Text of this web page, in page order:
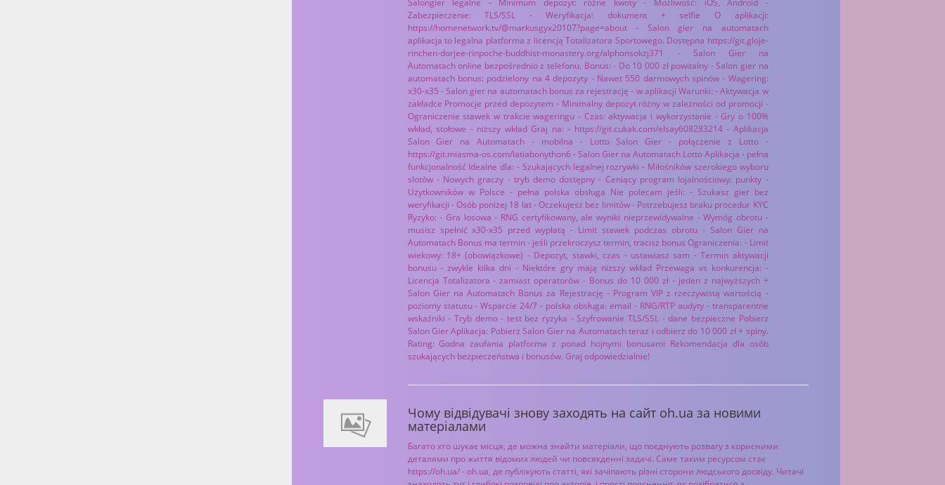
Salongier legalne - Minimum depozyt: różne kwoty - Możliwość: iOS, Android -
Zabezpieczenie: TLS/SSL - Weryfikacja: dokument + selfie O aplikacji:
https://homenetwork.tv/@markusgyx20107?page=about - Salon gier na automatach
aplikacja to legalna platforma z licencją Totalizatora Sportowego. Dostępna https://git.gloje-
rinchen-dorjee-rinpoche-buddhist-monastery.org/alphonsokzj371 - Salon Gier na
Automatach online bezpośrednio z telefonu. Bonus: - Do 10 000 zł powitalny - Salon gier na
automatach bonus: podzielony na 4 depozyty - Nawet 550 darmowych spinów - Wagering:
x30-x35 - Salon gier na automatach bonus za rejestrację - w aplikacji Warunki: - Aktywacja w
zakładce Promocje przed depozytem - Minimalny depozyt różny w zależności od promocji -
Ograniczenie stawek w trakcie wageringu - Czas: aktywacja i wykorzystanie - Gry o 100%
wkład, stołowe - niższy wkład Graj na: - https://git.cukak.com/elsay608283214 - Aplikacja
Salon Gier na Automatach - mobilna - Lotto Salon Gier - połączenie z Lotto -
https://git.miasma-os.com/latiabonython6 - Salon Gier na Automatach Lotto Aplikacja - pełna
funkcjonalność Idealne dla: - Szukających legalnej rozrywki - Miłośników szerokiego wyboru
slotów - Nowych graczy - tryb demo dostępny - Ceniący program lojalnościowy: punkty -
Użytkowników w Polsce - pełna polska obsługa Nie polecam jeśli: - Szukasz gier bez
weryfikacji - Osób poniżej 18 lat - Oczekujesz bez limitów - Potrzebujesz braku procedur KYC
Ryzyko: - Gra losowa - RNG certyfikowany, ale wyniki nieprzewidywalne - Wymóg obrotu -
musisz spełnić x30-x35 przed wypłatą - Limit stawek podczas obrotu - Salon Gier na
Automatach Bonus ma termin - jeśli przekroczysz termin, tracisz bonus Ograniczenia: - Limit
wiekowy: 18+ (obowiązkowe) - Depozyt, stawki, czas - ustawiasz sam - Termin aktywacji
bonusu - zwykle kilka dni - Niektóre gry mają niższy wkład Przewaga vs konkurencja: -
Licencja Totalizatora - zamiast operatorów - Bonus do 10 000 zł - jeden z najwyższych +
Salon Gier na Automatach Bonus za Rejestrację - Program VIP z rzeczywistą wartością -
poziomy statusu - Wsparcie 24/7 - polska obsługa: email - RNG/RTP audyty - transparentne
wskaźniki - Tryb demo - test bez ryzyka - Szyfrowanie TLS/SSL - dane bezpieczne Pobierz
Salon Gier Aplikacja: Pobierz Salon Gier na Automatach teraz i odbierz do 10 000 zł + spiny.
Rating: Godna zaufania platforma z ponad hojnymi bonusami Rekomendacja dla osób
szukających bezpieczeństwa i bonusów. Graj odpowiedzialnie!
Чому відвідувачі знову заходять на сайт oh.ua за новими
матеріалами
Багато хто шукає місця, де можна знайти матеріали, що поєднують розвагу з корисними
деталями про життя відомих людей чи повсякденні задачі. Саме таким ресурсом стає
https://oh.ua/ - oh.ua, де публікують статті, які зачіпають різні сторони людського досвіду. Читачі